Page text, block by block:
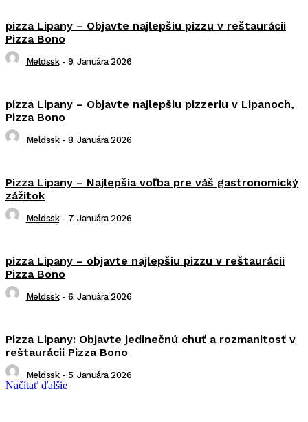
pizza Lipany – Objavte najlepšiu pizzu v reštaurácii
Pizza Bono
Meldssk - 9. Januára 2026
pizza Lipany – Objavte najlepšiu pizzeriu v Lipanoch,
Pizza Bono
Meldssk - 8. Januára 2026
Pizza Lipany – Najlepšia voľba pre váš gastronomický
zážitok
Meldssk - 7. Januára 2026
pizza Lipany – objavte najlepšiu pizzu v reštaurácii
Pizza Bono
Meldssk - 6. Januára 2026
Pizza Lipany: Objavte jedinečnú chuť a rozmanitosť v
reštaurácii Pizza Bono
Meldssk - 5. Januára 2026
Načítať ďalšie